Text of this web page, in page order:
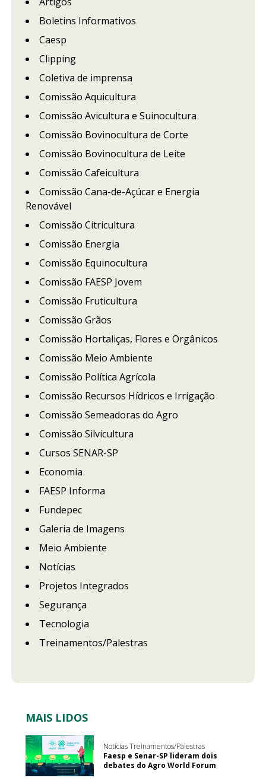
Boletins Informativos
Caesp
Clipping
Coletiva de imprensa
Comissão Aquicultura
Comissão Avicultura e Suinocultura
Comissão Bovinocultura de Corte
Comissão Bovinocultura de Leite
Comissão Cafeicultura
Comissão Cana-de-Açúcar e Energia
Renovável
Comissão Citricultura
Comissão Energia
Comissão Equinocultura
Comissão FAESP Jovem
Comissão Fruticultura
Comissão Grãos
Comissão Hortaliças, Flores e Orgânicos
Comissão Meio Ambiente
Comissão Política Agrícola
Comissão Recursos Hídricos e Irrigação
Comissão Semeadoras do Agro
Comissão Silvicultura
Cursos SENAR-SP
Economia
FAESP Informa
Fundepec
Galeria de Imagens
Meio Ambiente
Notícias
Projetos Integrados
Segurança
Tecnologia
Treinamentos/Palestras
MAIS LIDOS
Notícias Treinamentos/Palestras
Faesp e Senar-SP lideram dois
debates do Agro World Forum